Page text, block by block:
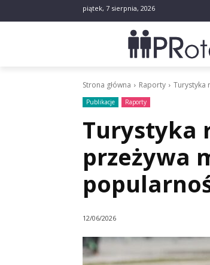
piątek, 7 sierpnia, 2026
Strona główna Raporty Turystyka
Publikacje Raporty
Turystyka
przeżywa
12/06/2026